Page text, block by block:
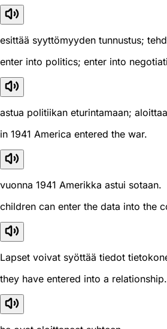
esittää syyttömyyden tunnustus;
enter into politics; enter into
astua politiikan eturintamaan;
in 1941 America entered the war.
vuonna 1941 Amerikka astui sotaan.
children can enter the data into the
Lapset voivat syöttää tiedot
they have entered into a relationship.